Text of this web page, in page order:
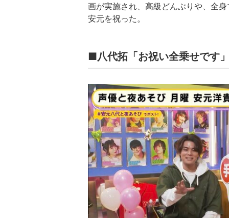
画が実施され、高級どんぶりや、全
安元を祝った。
■八代拓「お祝い全乗せです